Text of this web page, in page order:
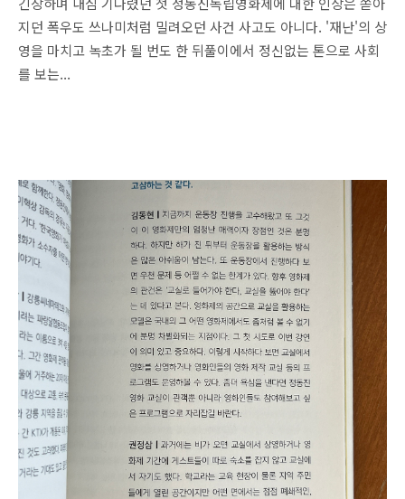
지던 폭우도 쓰나미처럼 밀려오던 사건 사고도 아니다. '재난'의 상
영을 마치고 녹초가 될 번도 한 뒤풀이에서 정신없는 톤으로 사회
를 보는...